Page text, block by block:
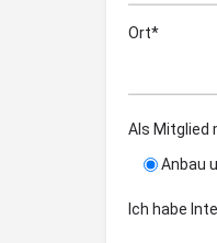
Ort*
Als Mitglied
Anbau
Ich habe